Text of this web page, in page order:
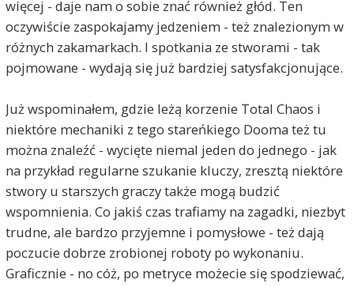
więcej - daje nam o sobie znać również głód. Ten
oczywiście zaspokajamy jedzeniem - też znalezionym w
różnych zakamarkach. I spotkania ze stworami - tak
pojmowane - wydają się już bardziej satysfakcjonujące.
Już wspominałem, gdzie leżą korzenie Total Chaos i
niektóre mechaniki z tego stareńkiego Dooma też tu
można znaleźć - wycięte niemal jeden do jednego - jak
na przykład regularne szukanie kluczy, zresztą niektóre
stwory u starszych graczy także mogą budzić
wspomnienia. Co jakiś czas trafiamy na zagadki, niezbyt
trudne, ale bardzo przyjemne i pomysłowe - też dają
poczucie dobrze zrobionej roboty po wykonaniu.
Graficznie - no cóż, po metryce możecie się spodziewać,